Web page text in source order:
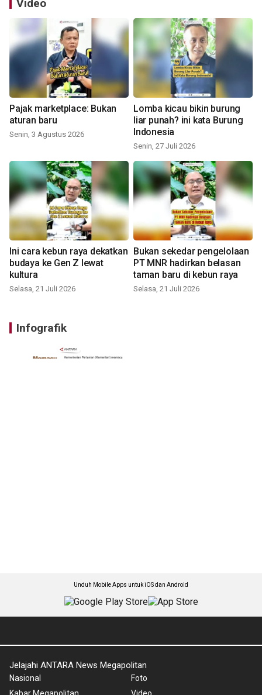
Video
Pajak marketplace: Bukan
aturan baru
Senin, 3 Agustus 2026
Lomba kicau bikin burung
liar punah? ini kata Burung
Indonesia
Senin, 27 Juli 2026
Ini cara kebun raya dekatkan
budaya ke Gen Z lewat
kultura
Selasa, 21 Juli 2026
Bukan sekedar pengelolaan
PT MNR hadirkan belasan
taman baru di kebun raya
Selasa, 21 Juli 2026
Infografik
Unduh Mobile Apps untuk iOS dan Android
Jelajahi ANTARA News Megapolitan
Nasional
Foto